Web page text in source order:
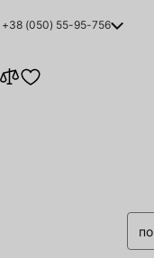
+38 (050) 55-95-756